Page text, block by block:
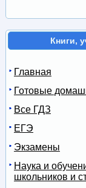
Книги,
Главная
Готовые
Все ГДЗ
ЕГЭ
Экзамены
Наука и
школьников и